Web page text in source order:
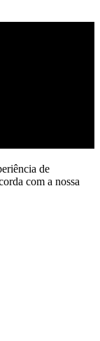
de
com a nossa